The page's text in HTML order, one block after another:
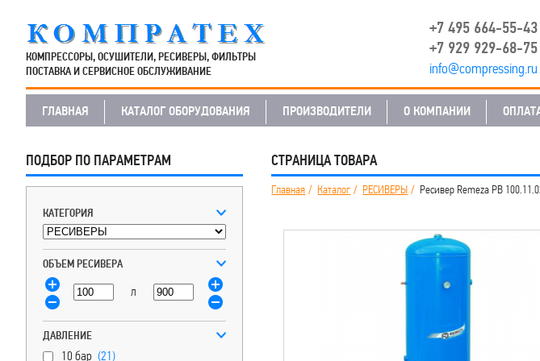
КОМПРЕССОРЫ, ОСУШИТЕЛИ, РЕСИВЕРЫ, ФИЛЬТРЫ
ПОСТАВКА И СЕРВИСНОЕ ОБСЛУЖИВАНИЕ
+7 495 664-55-43
+7 929 929-68-75
info@compressing.ru
ГЛАВНАЯ КАТАЛОГ ОБОРУДОВАНИЯ ПРОИЗВОДИТЕЛИ О КОМПАНИИ
ПОДБОР ПО ПАРАМЕТРАМ
КАТЕГОРИЯ
ОБЪЕМ РЕСИВЕРА
л
ДАВЛЕНИЕ
10 бар (21)
СТРАНИЦА ТОВАРА
Главная Каталог РЕСИВЕРЫ Ресивер Remeza РВ